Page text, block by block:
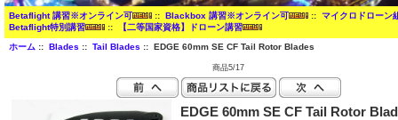
Betaflight 講習※オンライン可 :: Blackbox 講習※オンライン可 :: マイクロドローン
Betaflight特別講習
:: 【二等国家資格】ドローン講習
ホーム:: Blades :: Tail Blades :: EDGE 60mm SE CF Tail Rotor Blades
商品5/17
EDGE 60mm SE CF Tail Rotor